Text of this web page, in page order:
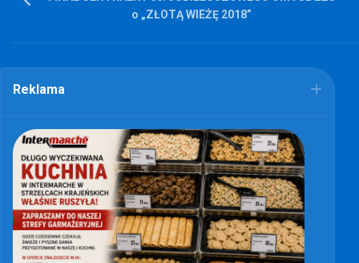
o „ZŁOTĄ WIEŻĘ 2018”
Reklama